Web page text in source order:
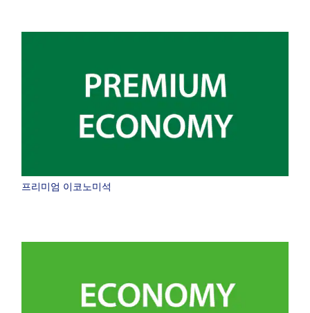
프리미엄 이코노미석